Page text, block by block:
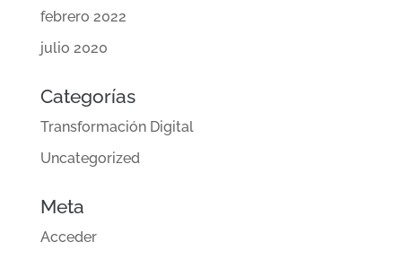
febrero 2022
julio 2020
Categorías
Transformación Digital
Uncategorized
Meta
Acceder